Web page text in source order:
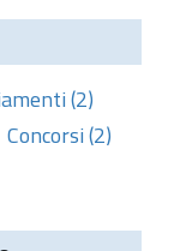
(2)
Concorsi (2)